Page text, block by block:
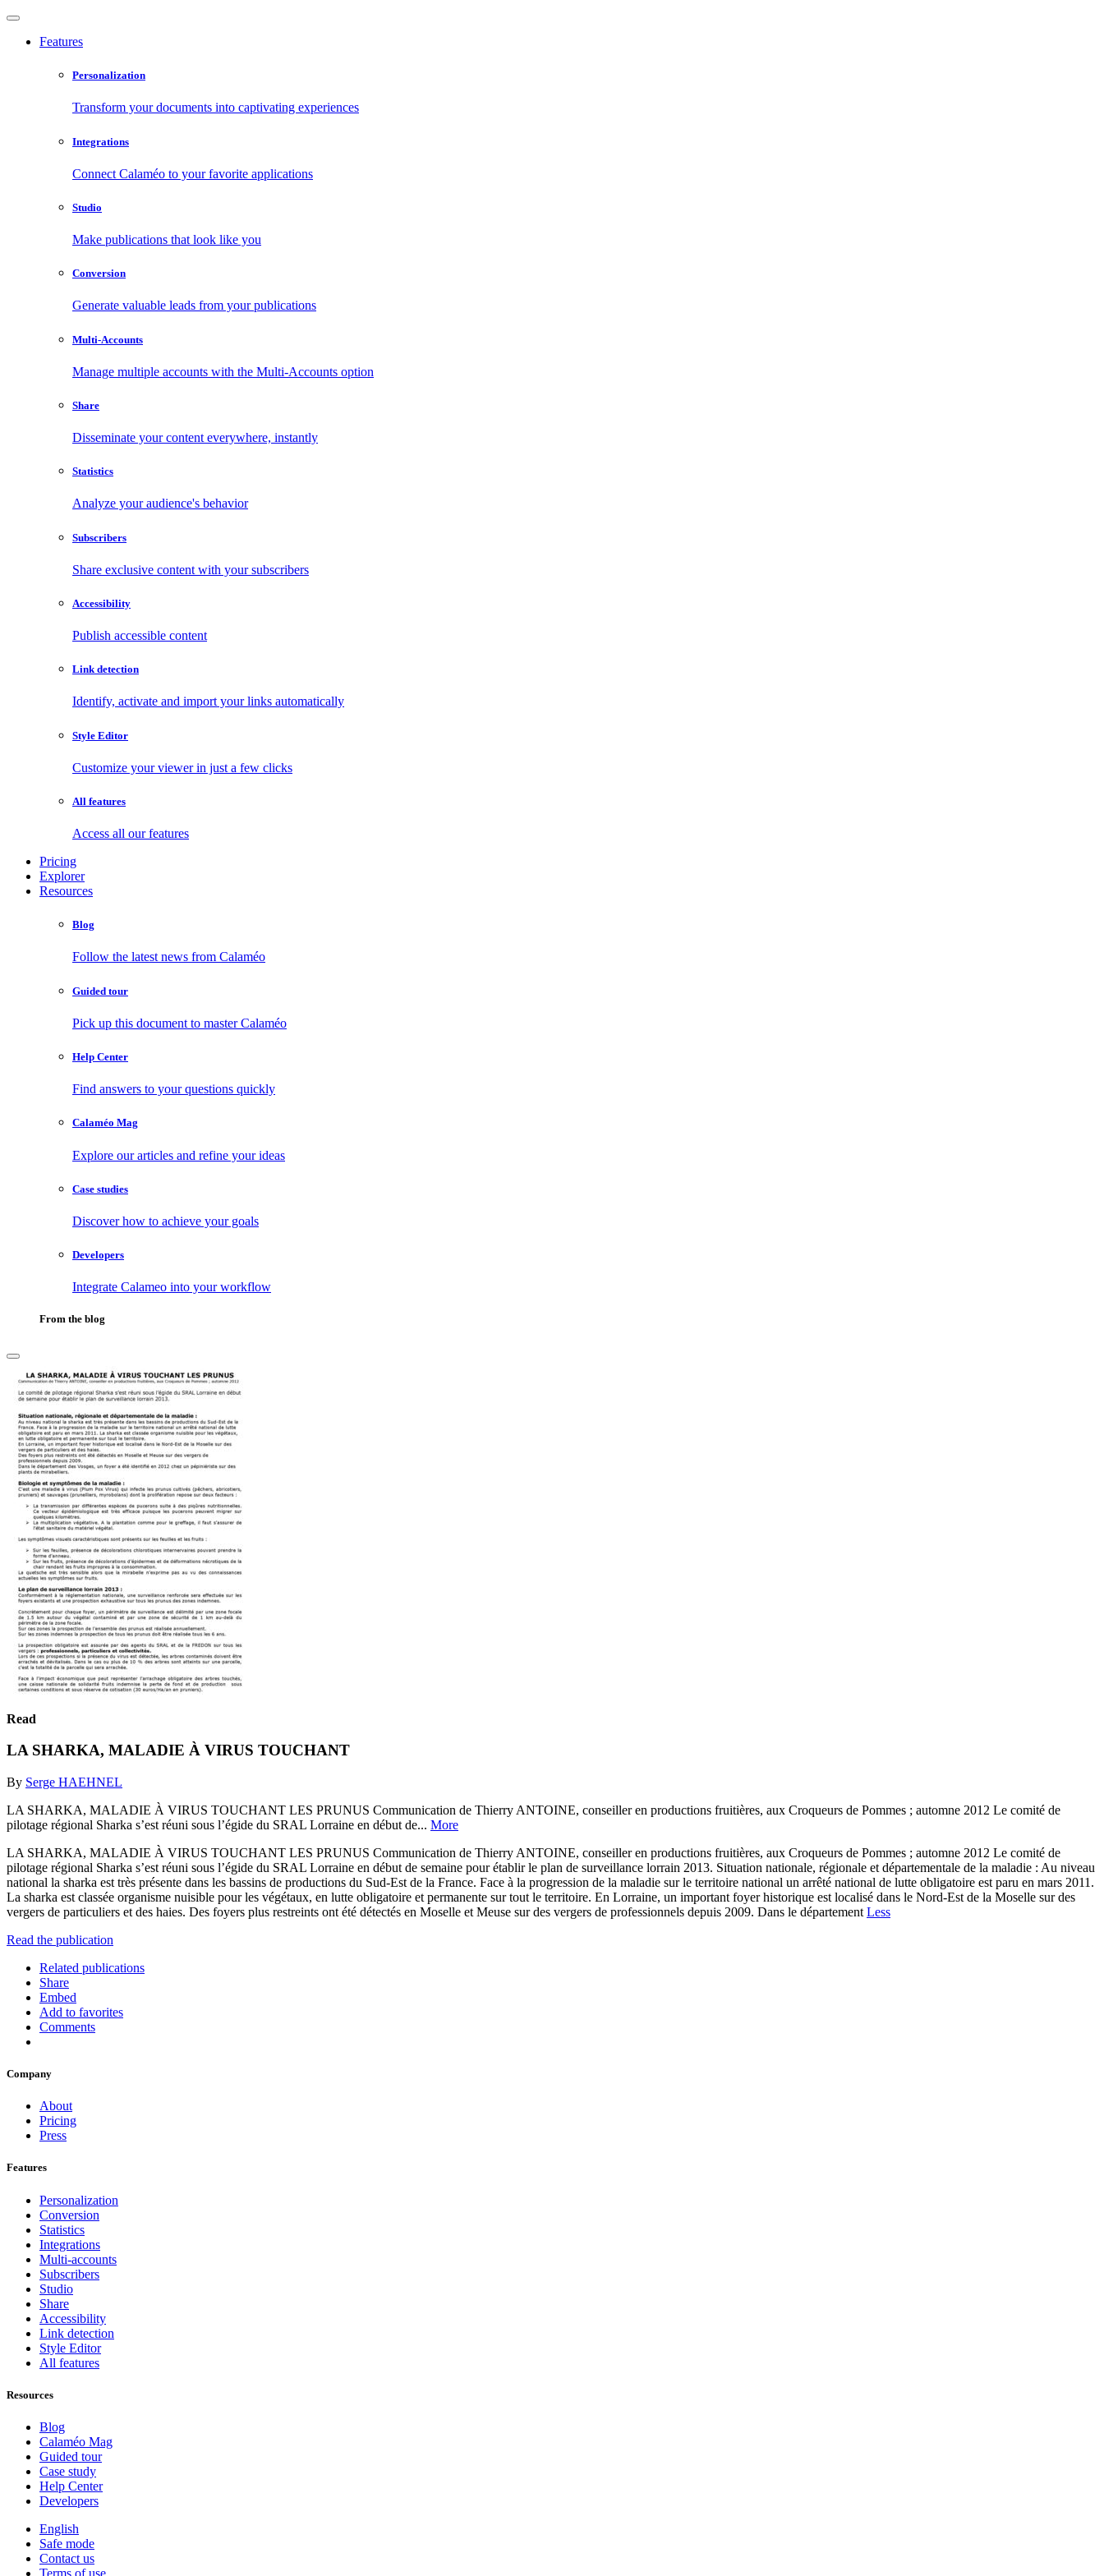
Features
Personalization
Transform your documents into captivating experiences
Integrations
Connect Calaméo to your favorite applications
Studio
Make publications that look like you
Conversion
Generate valuable leads from your publications
Multi-Accounts
Manage multiple accounts with the Multi-Accounts option
Share
Disseminate your content everywhere, instantly
Statistics
Analyze your audience's behavior
Subscribers
Share exclusive content with your subscribers
Accessibility
Publish accessible content
Link detection
Identify, activate and import your links automatically
Style Editor
Customize your viewer in just a few clicks
All features
Access all our features
Pricing
Explorer
Resources
Blog
Follow the latest news from Calaméo
Guided tour
Pick up this document to master Calaméo
Help Center
Find answers to your questions quickly
Calaméo Mag
Explore our articles and refine your ideas
Case studies
Discover how to achieve your goals
Developers
Integrate Calameo into your workflow
From the blog
Read
LA SHARKA, MALADIE À VIRUS TOUCHANT
By Serge HAEHNEL
LA SHARKA, MALADIE À VIRUS TOUCHANT LES PRUNUS Communication de Thierry ANTOINE, conseiller en productions fruitières, aux Croqueurs de Pommes ; automne 2012 Le comité de
pilotage régional Sharka s’est réuni sous l’égide du SRAL Lorraine en début de... More
LA SHARKA, MALADIE À VIRUS TOUCHANT LES PRUNUS Communication de Thierry ANTOINE, conseiller en productions fruitières, aux Croqueurs de Pommes ; automne 2012 Le comité de
pilotage régional Sharka s’est réuni sous l’égide du SRAL Lorraine en début de semaine pour établir le plan de surveillance lorrain 2013. Situation nationale, régionale et départementale de la maladie : Au niveau
national la sharka est très présente dans les bassins de productions du Sud-Est de la France. Face à la progression de la maladie sur le territoire national un arrêté national de lutte obligatoire est paru en mars 2011.
La sharka est classée organisme nuisible pour les végétaux, en lutte obligatoire et permanente sur tout le territoire. En Lorraine, un important foyer historique est localisé dans le Nord-Est de la Moselle sur des
vergers de particuliers et des haies. Des foyers plus restreints ont été détectés en Moselle et Meuse sur des vergers de professionnels depuis 2009. Dans le département Less
Read the publication
Related publications
Share
Embed
Add to favorites
Comments
Company
About
Pricing
Press
Features
Personalization
Conversion
Statistics
Integrations
Multi-accounts
Subscribers
Studio
Share
Accessibility
Link detection
Style Editor
All features
Resources
Blog
Calaméo Mag
Guided tour
Case study
Help Center
Developers
English
Safe mode
Contact us
Terms of use